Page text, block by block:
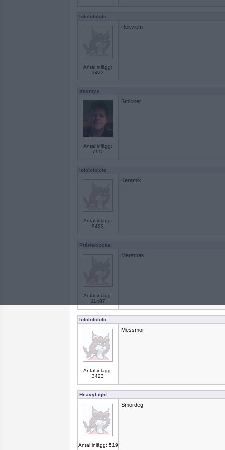
lolololololo
Antal inlägg:
3423
Rekviem
travmys
Antal inlägg:
7110
Smicker
lolololololo
Antal inlägg:
3423
Keramik
Prärieklocka
Antal inlägg:
11487
Mersmak
lolololololo
Antal inlägg:
3423
Messmör
HeavyLight
Antal inlägg: 519
Smördeg